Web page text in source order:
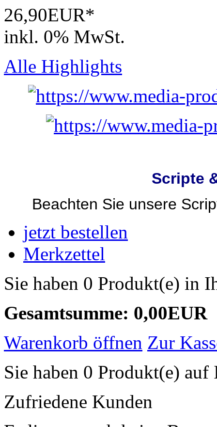
26,90EUR*
inkl. 0% MwSt.
Alle Highlights
Scripte
Beachten Sie unsere
jetzt bestellen
Merkzettel
Sie haben 0 Produkt(e) in
Gesamtsumme: 0,00EUR
Warenkorb öffnen Zur
Sie haben 0 Produkt(e)
Zufriedene Kunden